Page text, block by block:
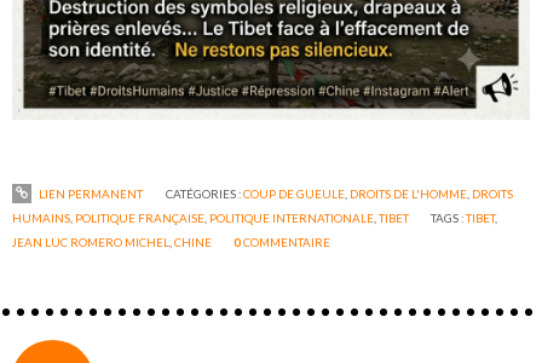
LIEN PERMANENT CATÉGORIES :COUP DE GUEULE, DROITS DE L'HOMME, DROITS
HUMAINS POLITIQUE FRANÇAISE POLITIQUE INTERNATIONALE ,TIBET TAGS :TIBET,
JEAN LUC ROMERO MICHEL ,CHINE 0COMMENTAIRE